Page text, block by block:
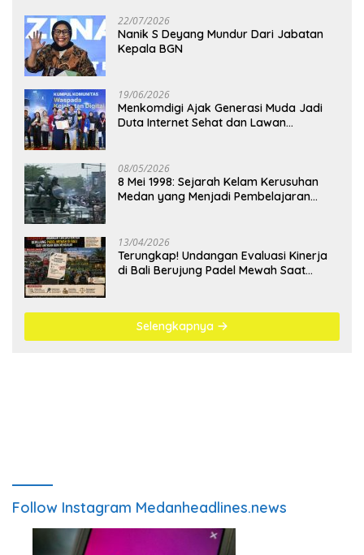
22/07/2026
Nanik S Deyang Mundur Dari Jabatan
Kepala BGN
19/06/2026
Menkomdigi Ajak Generasi Muda Jadi
Duta Internet Sehat dan Lawan
08/05/2026
8 Mei 1998: Sejarah Kelam Kerusuhan
Medan yang Menjadi Pembelajaran
13/04/2026
Terungkap! Undangan Evaluasi Kinerja
di Bali Berujung Padel Mewah Saat
Selengkapnya
Follow Instagram Medanheadlines.news